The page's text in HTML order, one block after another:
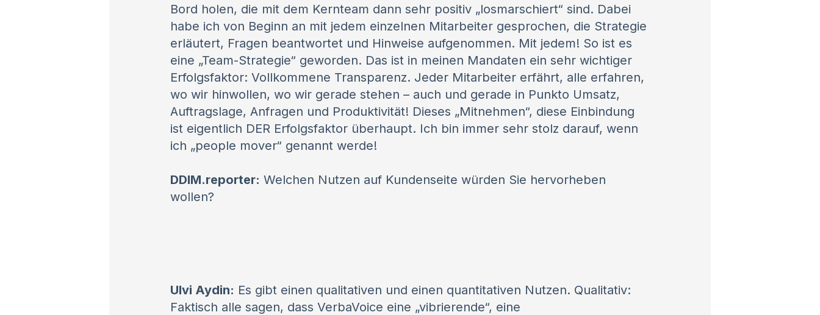
Bord holen, die mit dem Kernteam dann sehr positiv „losmarschiert“ sind. Dabei
habe ich von Beginn an mit jedem einzelnen Mitarbeiter gesprochen, die Strategie
erläutert, Fragen beantwortet und Hinweise aufgenommen. Mit jedem! So ist es
eine „Team-Strategie“ geworden. Das ist in meinen Mandaten ein sehr wichtiger
Erfolgsfaktor: Vollkommene Transparenz. Jeder Mitarbeiter erfährt, alle erfahren,
wo wir hinwollen, wo wir gerade stehen – auch und gerade in Punkto Umsatz,
Auftragslage, Anfragen und Produktivität! Dieses „Mitnehmen“, diese Einbindung
ist eigentlich DER Erfolgsfaktor überhaupt. Ich bin immer sehr stolz darauf, wenn
ich „people mover“ genannt werde!
DDIM.reporter: Welchen Nutzen auf Kundenseite würden Sie hervorheben
wollen?
Ulvi Aydin: Es gibt einen qualitativen und einen quantitativen Nutzen. Qualitativ:
Faktisch alle sagen, dass VerbaVoice eine „vibrierende“, eine